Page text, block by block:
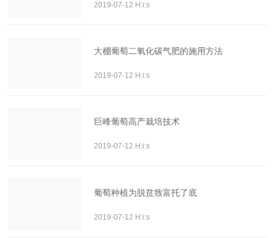
2019-07-12 H:i:s
大棚葡萄二氧化碳气肥的施用方法
2019-07-12 H:i:s
巨峰葡萄高产栽培技术
2019-07-12 H:i:s
葡萄种植为脱贫致富托了底
2019-07-12 H:i:s